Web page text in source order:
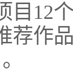
目12
荐作